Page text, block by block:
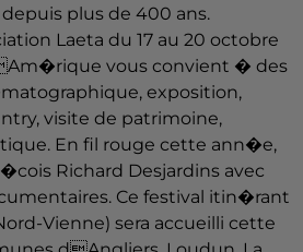
plus de 400 ans.
Laeta du 17 au 20 octobre
vous convient � des
exposition,
visite de patrimoine,
En fil rouge cette ann�e,
Richard Desjardins avec
Ce festival itin�rant
Vienne) sera accueilli cette